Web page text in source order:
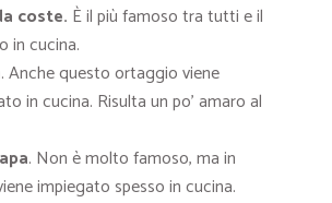
coste. È il più famoso tra tutti e il
in cucina.
. Anche questo ortaggio viene
in cucina. Risulta un po’ amaro al
. Non è molto famoso, ma in
impiegato spesso in cucina.